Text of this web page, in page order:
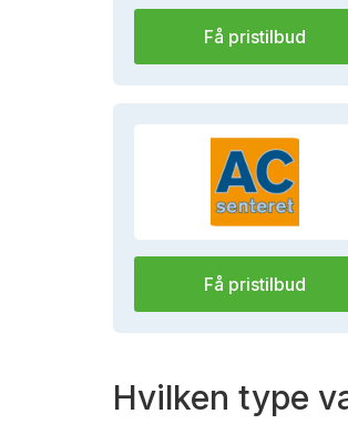
Få pristilbud
Få pristilbud
Hvilken type